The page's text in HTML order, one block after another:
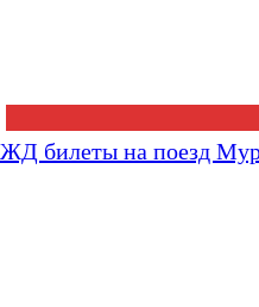
ЖД билеты на поезд